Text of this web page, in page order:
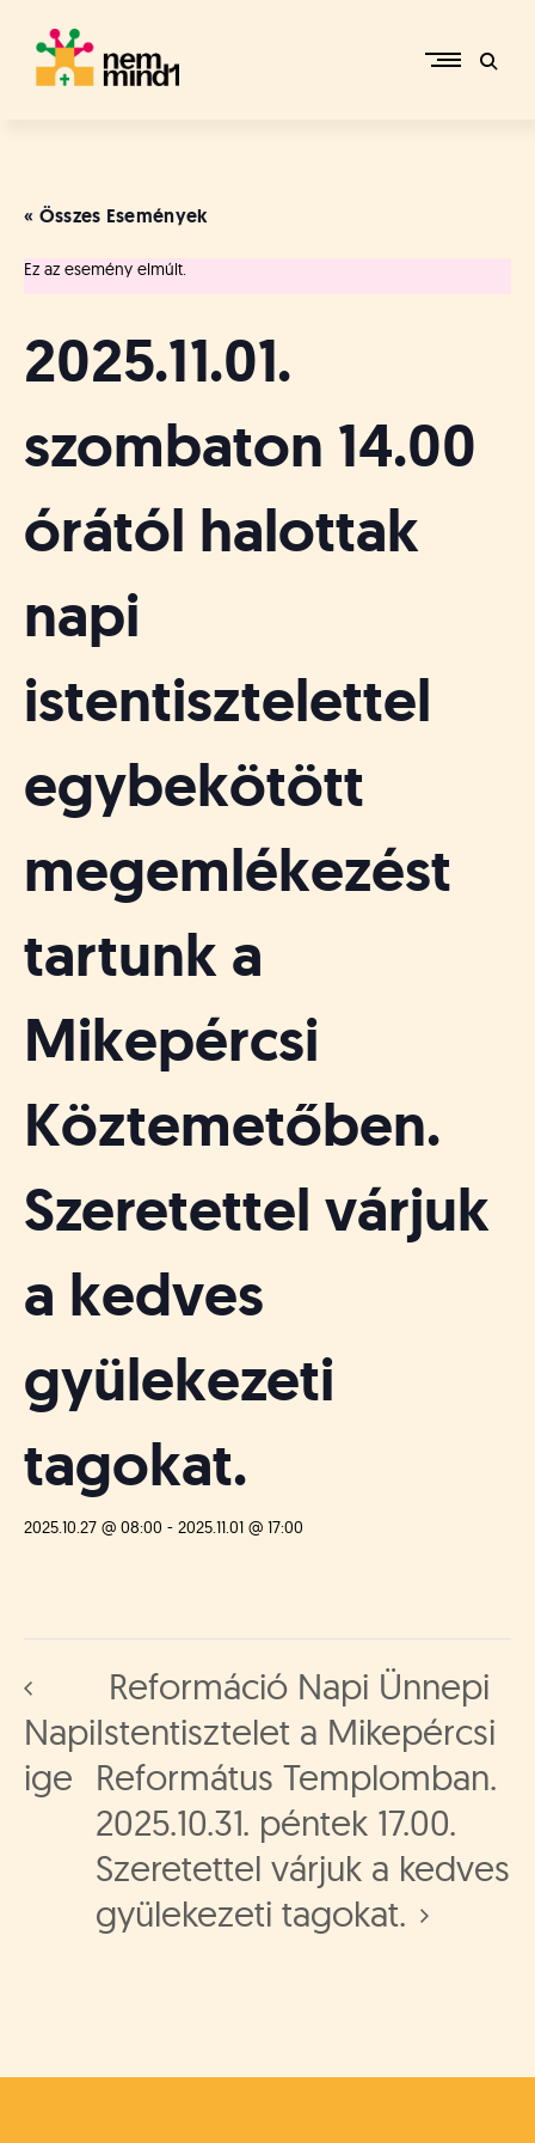
content
p
r
i
R
f
o
m
á
s
o
e
-
a
p
a
« Összes Események
Ez az esemény elmúlt.
2025.11.01.
szombaton 14.00
órától halottak
napi
istentisztelettel
egybekötött
megemlékezést
tartunk a
Mikepércsi
Köztemetőben.
Szeretettel várjuk
a kedves
gyülekezeti
tagokat.
2025.10.27 @ 08:00 - 2025.11.01 @ 17:00
Napi
ige
Reformáció Napi Ünnepi
Istentisztelet a Mikepércsi
Református Templomban.
2025.10.31. péntek 17.00.
Szeretettel várjuk a kedves
gyülekezeti tagokat.